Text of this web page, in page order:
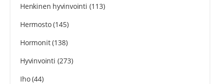
Henkinen hyvinvointi (113)
Hermosto(145)
Hormonit(138)
Hyvinvointi (273)
Iho(44)